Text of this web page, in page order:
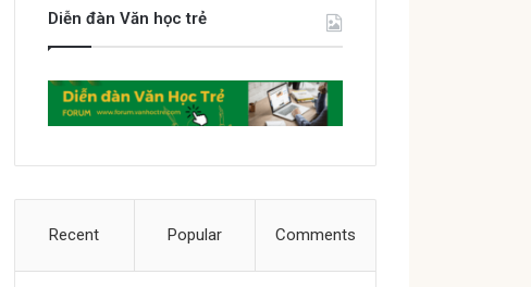
Diễn đàn Văn học trẻ
Recent Popular Comments